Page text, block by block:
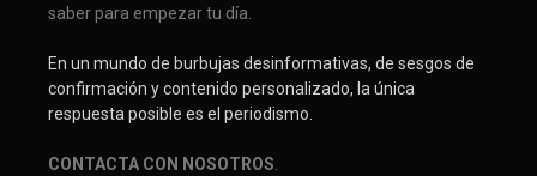
saber para empezar tu día.
En un mundo de burbujas desinformativas, de sesgos de
confirmación y contenido personalizado, la única
respuesta posible es el periodismo.
CONTACTA CON NOSOTROS